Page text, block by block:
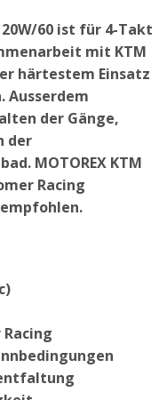
20W/60 ist für 4-Takt
mit KTM
härtestem Einsatz
Ausserdem
der Gänge,
der
MOTOREX KTM
Racing